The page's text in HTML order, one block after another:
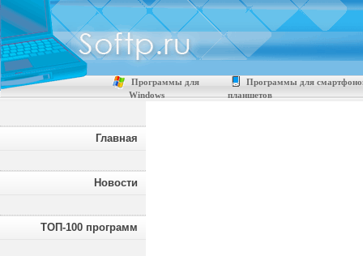
Программы для
Windows
Программы для
планшетов
Главная
Новости
ТОП-100 программ